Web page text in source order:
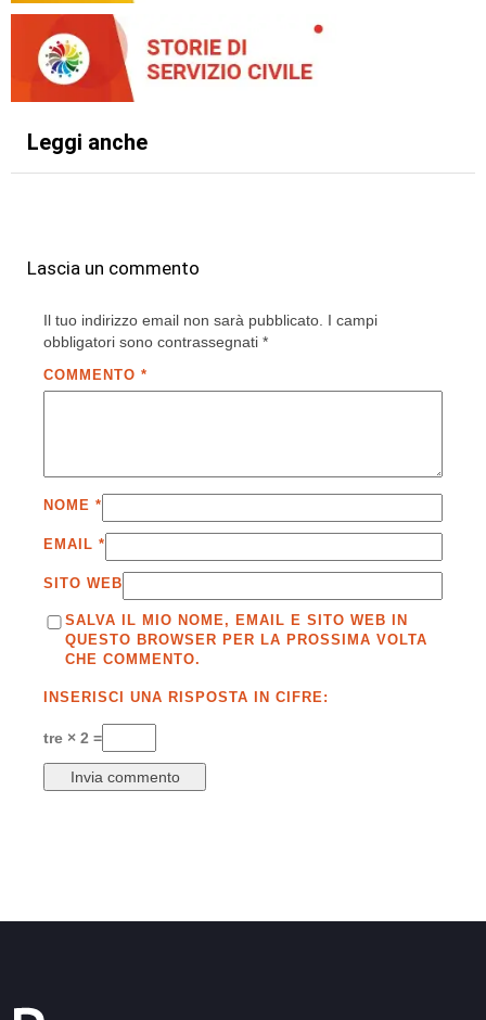
Leggi anche
Lascia un commento
Il tuo indirizzo email non sarà pubblicato. I campi
obbligatori sono contrassegnati *
COMMENTO *
NOME *
EMAIL *
SITO WEB
SALVA IL MIO NOME, EMAIL E SITO WEB IN
QUESTO BROWSER PER LA PROSSIMA VOLTA
CHE COMMENTO.
INSERISCI UNA RISPOSTA IN CIFRE:
tre × 2 =